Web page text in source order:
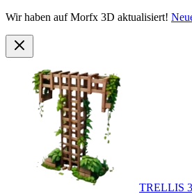
Wir haben auf Morfx 3D aktualisiert!
TRELLIS